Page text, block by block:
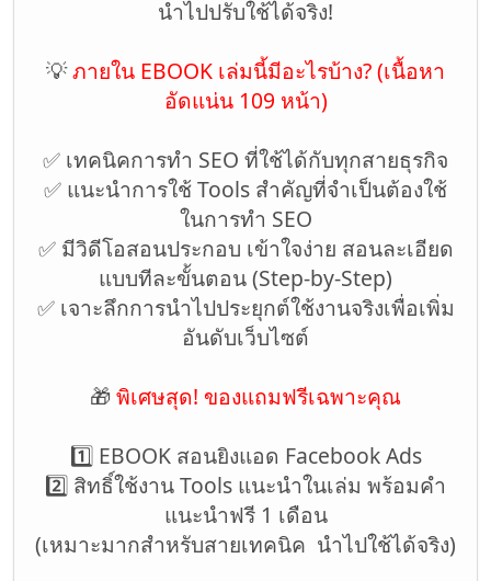
นำไปปรับใช้ได้จริง!
💡ภายใน EBOOK เล่มนี้มีอะไรบ้าง? (เนื้อหา
อัดแน่น 109 หน้า)
✅ เทคนิคการทำ SEO ที่ใช้ได้กับทุกสายธุรกิจ
✅ แนะนำการใช้ Tools สำคัญที่จำเป็นต้องใช้
ในการทำ SEO
✅ มีวิดีโอสอนประกอบ เข้าใจง่าย สอนละเอียด
แบบทีละขั้นตอน (Step-by-Step)
✅ เจาะลึกการนำไปประยุกต์ใช้งานจริงเพื่อเพิ่ม
อันดับเว็บไซต์
🎁 พิเศษสุด! ของแถมฟรีเฉพาะคุณ
1️⃣ EBOOK สอนยิงแอด Facebook Ads
2️⃣ สิทธิ์ใช้งาน Tools แนะนำในเล่ม พร้อมคำ
แนะนำฟรี 1 เดือน
(เหมาะมากสำหรับสายเทคนิค นำไปใช้ได้จริง)